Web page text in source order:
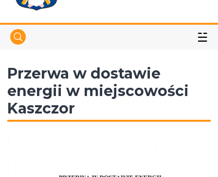
☱
Przerwa w dostawie
energii w miejscowości
Kaszczor